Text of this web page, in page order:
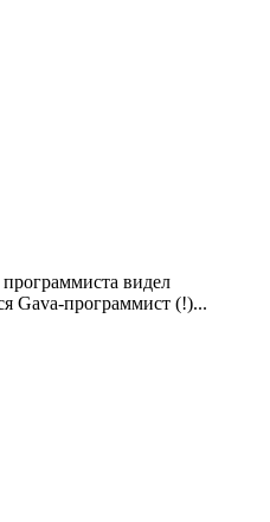
видел
Gava-программист (!)...